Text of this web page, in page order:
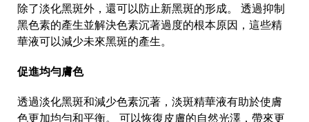
除了淡化黑斑外，還可以防止新黑斑的形成。 透過抑制
黑色素的產生並解決色素沉著過度的根本原因，這些精
華液可以減少未來黑斑的產生。
促進均勻膚色
透過淡化黑斑和減少色素沉著，淡斑精華液有助於使膚
色更加均勻和平衡。 可以恢復皮膚的自然光澤，帶來更